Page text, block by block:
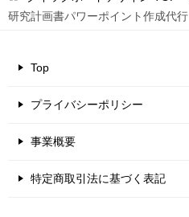
研究計画書パワーポイント作成代行
Top
プライバシーポリシー
事業概要
特定商取引法に基づく表記